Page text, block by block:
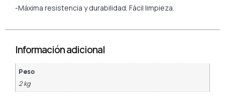
-Máxima resistencia y durabilidad. Fácil limpieza.
Información adicional
Peso
2 kg